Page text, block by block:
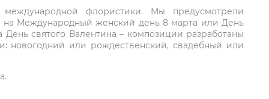
флористики. Мы предусмотрели
на Международный женский день 8 марта или День
святого Валентина – композиции разработаны
новогодний или рождественский, свадебный или